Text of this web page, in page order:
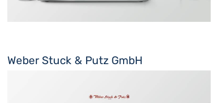
Weber Stuck & Putz GmbH